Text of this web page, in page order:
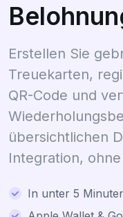
Erstellen Sie
Treuekarten,
QR-Code und
übersichtlichen
Integration,
In unter 5